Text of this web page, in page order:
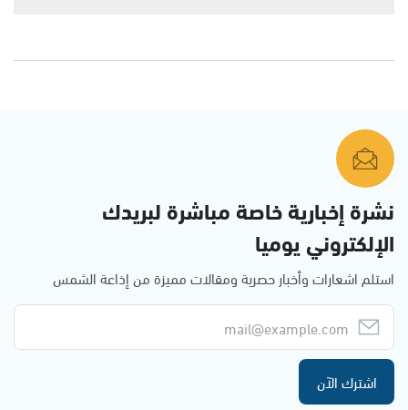
نشرة إخبارية خاصة مباشرة لبريدك
الإلكتروني يوميا
استلم اشعارات وأخبار حصرية ومقالات مميزة من إذاعة الشمس
اشترك الآن